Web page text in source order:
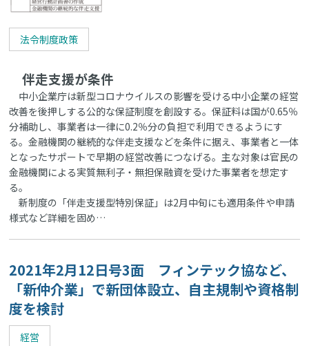
法令制度政策
伴走支援が条件
中小企業庁は新型コロナウイルスの影響を受ける中小企業の経営
改善を後押しする公的な保証制度を創設する。保証料は国が0.65％
分補助し、事業者は一律に0.2％分の負担で利用できるようにす
る。金融機関の継続的な伴走支援などを条件に据え、事業者と一体
となったサポートで早期の経営改善につなげる。主な対象は官民の
金融機関による実質無利子・無担保融資を受けた事業者を想定す
る。
新制度の「伴走支援型特別保証」は2月中旬にも適用条件や申請
様式など詳細を固め…
2021年2月12日号3面 フィンテック協など、
「新仲介業」で新団体設立、自主規制や資格制
度を検討
経営